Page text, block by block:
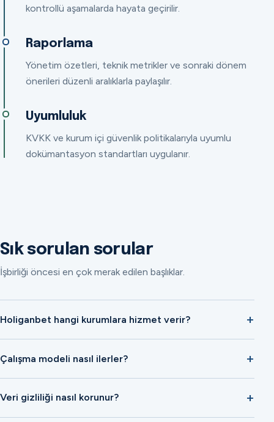
kontrollü aşamalarda hayata geçirilir.
Raporlama
Yönetim özetleri, teknik metrikler ve sonraki dönem
önerileri düzenli aralıklarla paylaşılır.
Uyumluluk
KVKK ve kurum içi güvenlik politikalarıyla uyumlu
dokümantasyon standartları uygulanır.
Sık sorulan sorular
İşbirliği öncesi en çok merak edilen başlıklar.
Holiganbet hangi kurumlara hizmet verir?
Çalışma modeli nasıl ilerler?
Veri gizliliği nasıl korunur?